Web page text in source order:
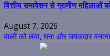
वित्तीय समावेशन से ग्रामीण
August 7, 2026
बालों को लंबा, घना और चमकदार